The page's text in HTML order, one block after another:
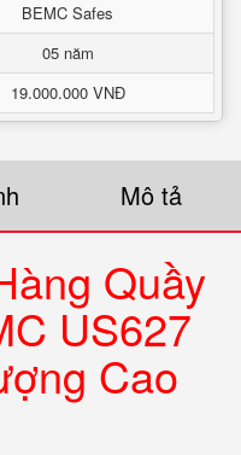
BEMC Safes
05 năm
19.000.000 VNĐ
Mô tả
Quầy
US627
Cao